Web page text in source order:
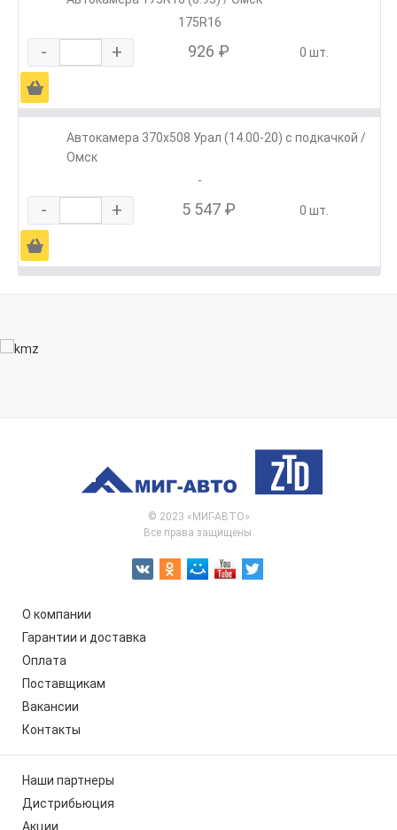
175R16
- + 926 ₽ 0 шт.
Ä
Автокамера 370х508 Урал (14.00-20) с подкачкой /
Омск
-
- + 5 547 ₽ 0 шт.
Ä
© 2023 «МИГ-АВТО»
Все права защищены.
О компании
Гарантии и доставка
Оплата
Поставщикам
Вакансии
Контакты
Наши партнеры
Дистрибьюция
Акции